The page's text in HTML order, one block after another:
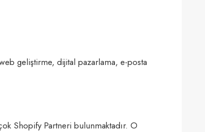
geliştirme, dijital pazarlama, e-posta
Shopify Partneri bulunmaktadır. O